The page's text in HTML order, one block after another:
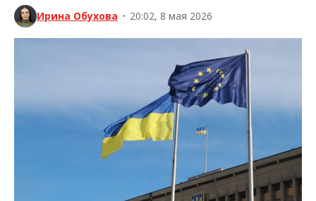
Ирина Обухова • 20:02, 8 мая 2026